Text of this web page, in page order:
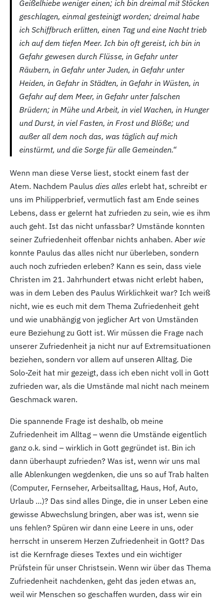
Geißelhiebe weniger einen; ich bin dreimal mit Stöcken
geschlagen, einmal gesteinigt worden; dreimal habe
ich Schiffbruch erlitten, einen Tag und eine Nacht trieb
ich auf dem tiefen Meer. Ich bin oft gereist, ich bin in
Gefahr gewesen durch Flüsse, in Gefahr unter
Räubern, in Gefahr unter Juden, in Gefahr unter
Heiden, in Gefahr in Städten, in Gefahr in Wüsten, in
Gefahr auf dem Meer, in Gefahr unter falschen
Brüdern; in Mühe und Arbeit, in viel Wachen, in Hunger
und Durst, in viel Fasten, in Frost und Blöße; und
außer all dem noch das, was täglich auf mich
einstürmt, und die Sorge für alle Gemeinden.“
Wenn man diese Verse liest, stockt einem fast der
Atem. Nachdem Paulus dies alles erlebt hat, schreibt er
uns im Philipperbrief, vermutlich fast am Ende seines
Lebens, dass er gelernt hat zufrieden zu sein, wie es ihm
auch geht. Ist das nicht unfassbar? Umstände konnten
seiner Zufriedenheit offenbar nichts anhaben. Aber wie
konnte Paulus das alles nicht nur überleben, sondern
auch noch zufrieden erleben? Kann es sein, dass viele
Christen im 21. Jahrhundert etwas nicht erlebt haben,
was in dem Leben des Paulus Wirklichkeit war? Ich weiß
nicht, wie es euch mit dem Thema Zufriedenheit geht
und wie unabhängig von jeglicher Art von Umständen
eure Beziehung zu Gott ist. Wir müssen die Frage nach
unserer Zufriedenheit ja nicht nur auf Extremsituationen
beziehen, sondern vor allem auf unseren Alltag. Die
Solo-Zeit hat mir gezeigt, dass ich eben nicht voll in Gott
zufrieden war, als die Umstände mal nicht nach meinem
Geschmack waren.
Die spannende Frage ist deshalb, ob meine
Zufriedenheit im Alltag – wenn die Umstände eigentlich
ganz o.k. sind – wirklich in Gott gegründet ist. Bin ich
dann überhaupt zufrieden? Was ist, wenn wir uns mal
alle Ablenkungen wegdenken, die uns so auf Trab halten
(Computer, Fernseher, Arbeitsalltag, Haus, Hof, Auto,
Urlaub …)? Das sind alles Dinge, die in unser Leben eine
gewisse Abwechslung bringen, aber was ist, wenn sie
uns fehlen? Spüren wir dann eine Leere in uns, oder
herrscht in unserem Herzen Zufriedenheit in Gott? Das
ist die Kernfrage dieses Textes und ein wichtiger
Prüfstein für unser Christsein. Wenn wir über das Thema
Zufriedenheit nachdenken, geht das jeden etwas an,
weil wir Menschen so geschaffen wurden, dass wir ein